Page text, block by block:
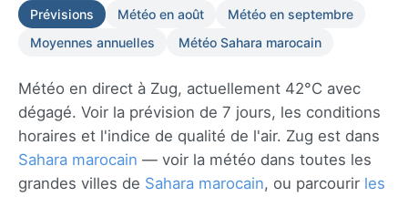
Prévisions Météo en août
Météo en septembre
Moyennes annuelles
Météo Sahara marocain
Météo en direct à Zug, actuellement 42°C avec
dégagé. Voir la prévision de 7 jours, les conditions
horaires et l'indice de qualité de l'air. Zug est dans
Sahara marocain — voir la météo dans toutes les
grandes villes de Sahara marocain, ou parcourir les